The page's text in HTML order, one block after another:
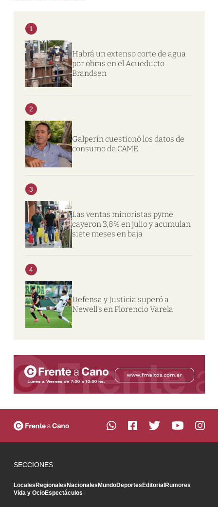
1
Habrá un extenso corte de agua
por obras en el Acueducto
Brandsen
2
Galperín cuestionó los datos de
consumo de CAME
3
Las ventas minoristas pyme
cayeron 3,8% en julio y acumulan
siete meses en baja
4
Defensa y Justicia superó a
Newell’s en Florencio Varela
SECCIONES
LocalesRegionalesNacionalesMundoDeportesEditorialRumores
Vida y OcioEspectáculos